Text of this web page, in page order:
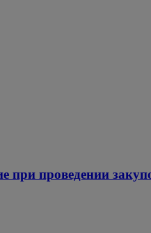
проведении